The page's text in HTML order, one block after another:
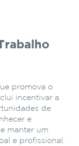
promova o
incentivar a
de
e
manter um
e profissional.